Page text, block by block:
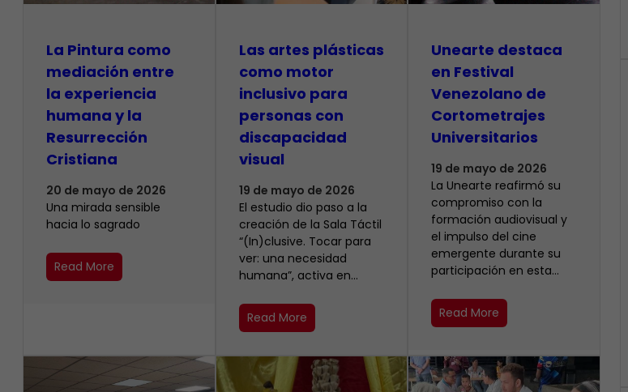
La Pintura como
mediación entre
la experiencia
humana y la
Resurrección
Cristiana
20 de mayo de 2026
Una mirada sensible
hacia lo sagrado
Read More
Las artes plásticas
como motor
inclusivo para
personas con
discapacidad
visual
19 de mayo de 2026
El estudio dio paso a la
creación de la Sala Táctil
“(In)clusive. Tocar para
ver: una necesidad
humana”, activa en…
Read More
Unearte destaca
en Festival
Venezolano de
Cortometrajes
Universitarios
19 de mayo de 2026
La Unearte reafirmó su
compromiso con la
formación audiovisual y
el impulso del cine
emergente durante su
participación en esta…
Read More